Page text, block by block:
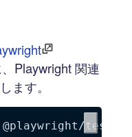
Playwright 関連
ます。